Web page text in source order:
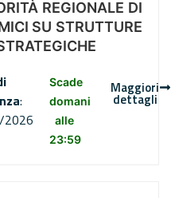
REGIONALE DI
SU STRUTTURE
:
Scade
domani
alle
23:59
Maggiori
dettagli